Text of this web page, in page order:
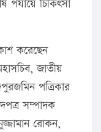
চিকিৎসা
করেছেন
জাতীয়
পত্রিকার
সম্পাদক
রোকন,